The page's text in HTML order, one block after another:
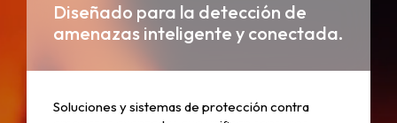
Diseñado para la detección de
amenazas inteligente y conectada.
Soluciones y sistemas de protección contra